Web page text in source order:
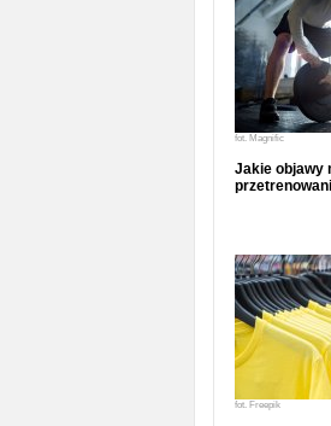
fot. Magnific
Jakie objawy
fot. Freepik